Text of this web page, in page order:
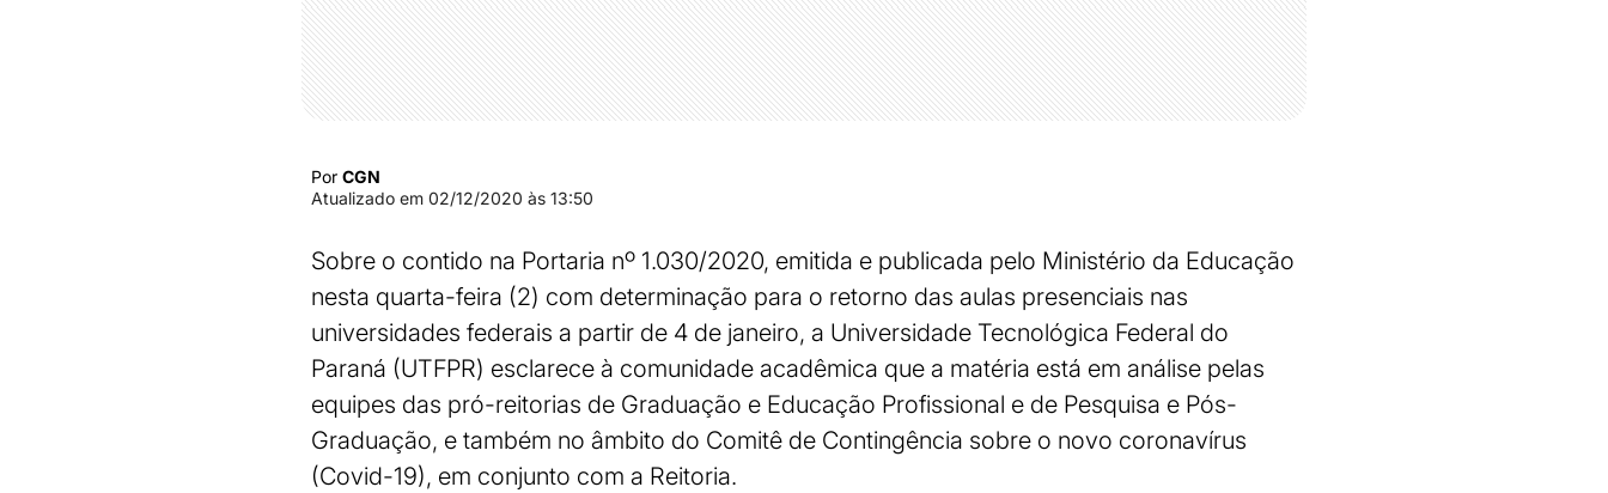
Por CGN
Atualizado em 02/12/2020 às 13:50
Sobre o contido na Portaria nº 1.030/2020, emitida e publicada pelo Ministério da Educação
nesta quarta-feira (2) com determinação para o retorno das aulas presenciais nas
universidades federais a partir de 4 de janeiro, a Universidade Tecnológica Federal do
Paraná (UTFPR) esclarece à comunidade acadêmica que a matéria está em análise pelas
equipes das pró-reitorias de Graduação e Educação Profissional e de Pesquisa e Pós-
Graduação, e também no âmbito do Comitê de Contingência sobre o novo coronavírus
(Covid-19), em conjunto com a Reitoria.